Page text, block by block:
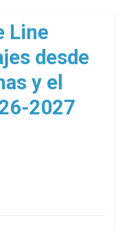
Line
desde
y el
2027